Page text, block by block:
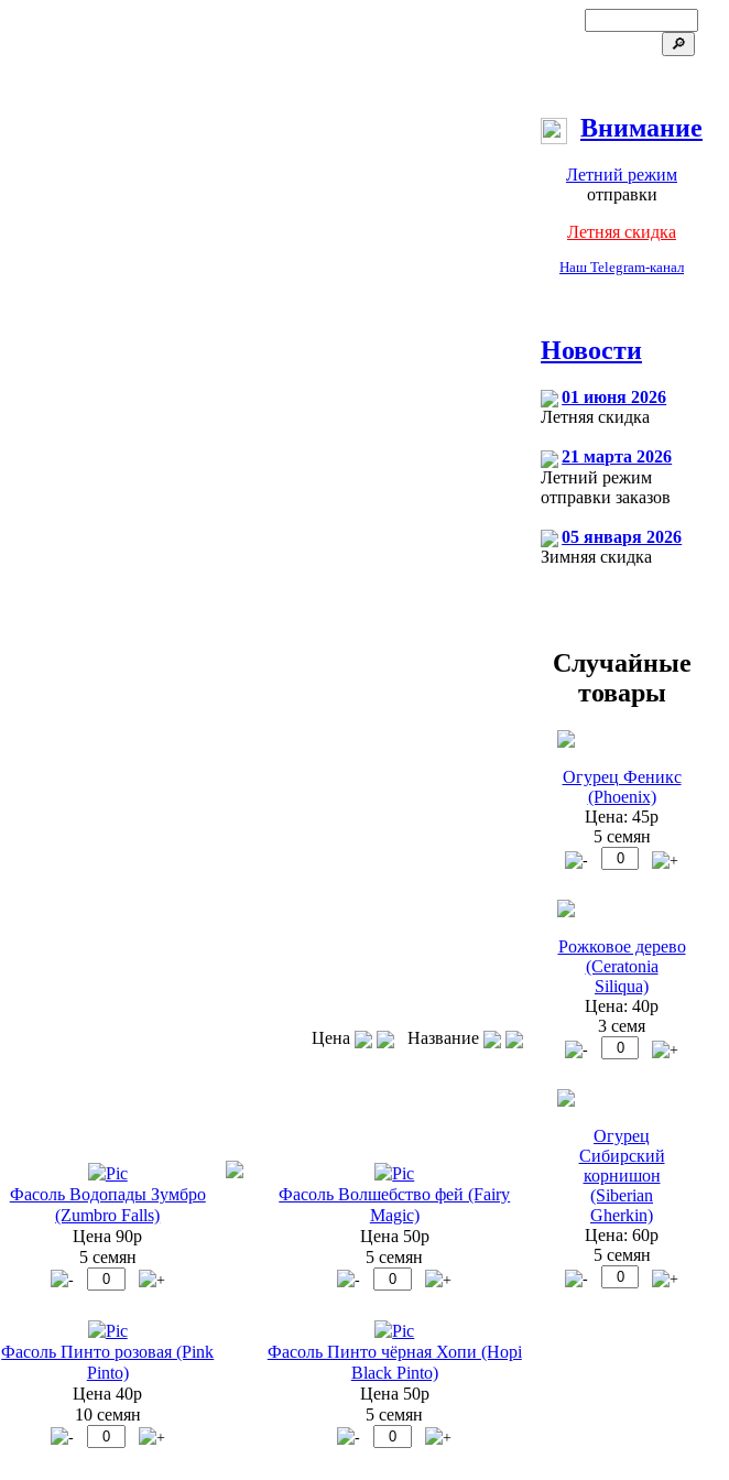
Цена Название
Фасоль Водопады Зумбро
(Zumbro Falls)
Цена 90р
5 семян
Фасоль Волшебство фей (Fairy
Magic)
Цена 50р
5 семян
Фасоль Пинто розовая (Pink
Pinto)
Цена 40р
10 семян
Фасоль Пинто чёрная Хопи (Hopi
Black Pinto)
Цена 50р
5 семян
Внимание
Летний режим
отправки
Летняя скидка
Наш Telegram-канал
Новости
01 июня 2026
Летняя скидка
21 марта 2026
Летний режим
отправки заказов
05 января 2026
Зимняя скидка
Случайные
товары
Огурец Феникс
(Phoenix)
Цена: 45р
5 семян
Рожковое дерево
(Ceratonia
Siliqua)
Цена: 40р
3 семя
Огурец
Сибирский
корнишон
(Siberian
Gherkin)
Цена: 60р
5 семян